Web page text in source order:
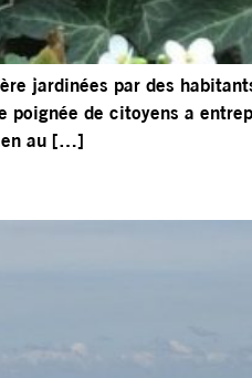
jardinées par des
poignée de citoyens a
au […]